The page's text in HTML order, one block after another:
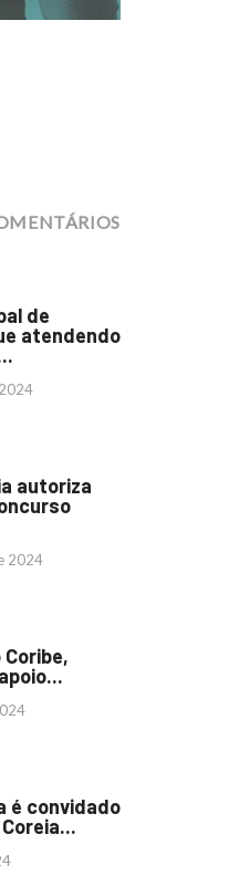
de
atendendo
autoriza
2024
Coribe,
é convidado